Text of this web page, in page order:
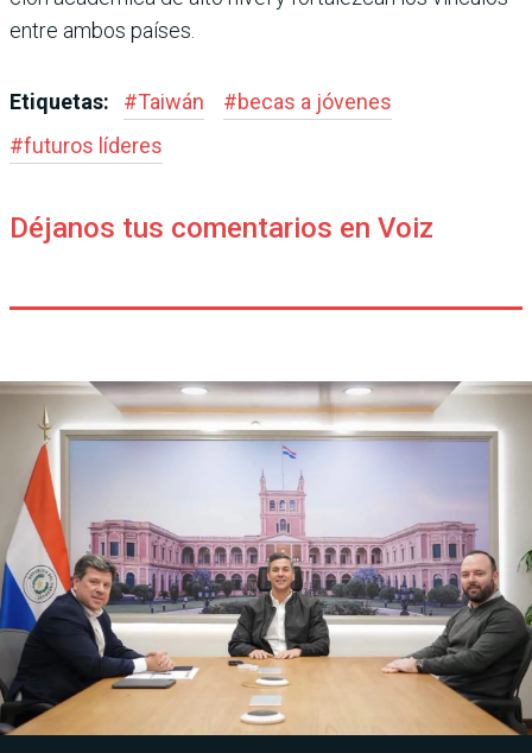
entre ambos países.
Etiquetas: #Taiwán #becas a jóvenes
#futuros líderes
Déjanos tus comentarios en Voiz